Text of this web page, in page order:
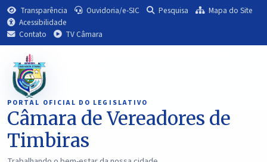
Transparência Ouvidoria/e-SIC Pesquisa
Mapa do Site
Acessibilidade
Contato
TV Câmara
PORTAL OFICIAL DO LEGISLATIVO
Câmara de Vereadores de
Timbiras